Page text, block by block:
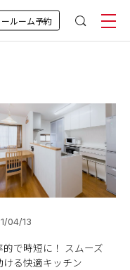
ルーム予約
04/13
的で時短に！ スムーズ
ける快適キッチン